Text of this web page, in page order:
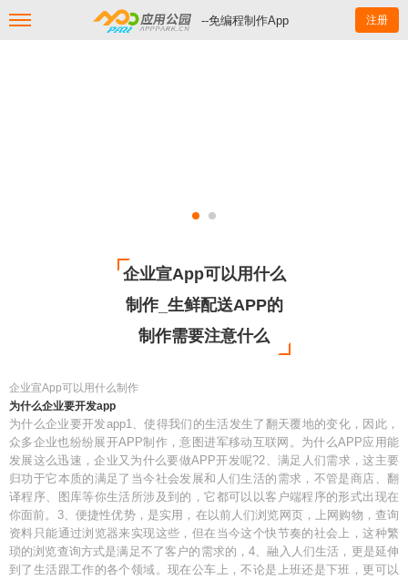
--免编程制作App 注册
企业宣App可以用什么
制作_生鲜配送APP的
制作需要注意什么
企业宣App可以用什么制作
为什么企业要开发app
为什么企业要开发app1、使得我们的生活发生了翻天覆地的变化，因此，
众多企业也纷纷展开APP制作，意图进军移动互联网。为什么APP应用能
发展这么迅速，企业又为什么要做APP开发呢?2、满足人们需求，这主要
归功于它本质的满足了当今社会发展和人们生活的需求，不管是商店、翻
译程序、图库等你生活所涉及到的，它都可以以客户端程序的形式出现在
你面前。3、便捷性优势，是实用，在以前人们浏览网页，上网购物，查询
资料只能通过浏览器来实现这些，但在当今这个快节奏的社会上，这种繁
琐的浏览查询方式是满足不了客户的需求的，4、融入人们生活，更是延伸
到了生活跟工作的各个领域。现在公车上，不论是上班还是下班，更可以